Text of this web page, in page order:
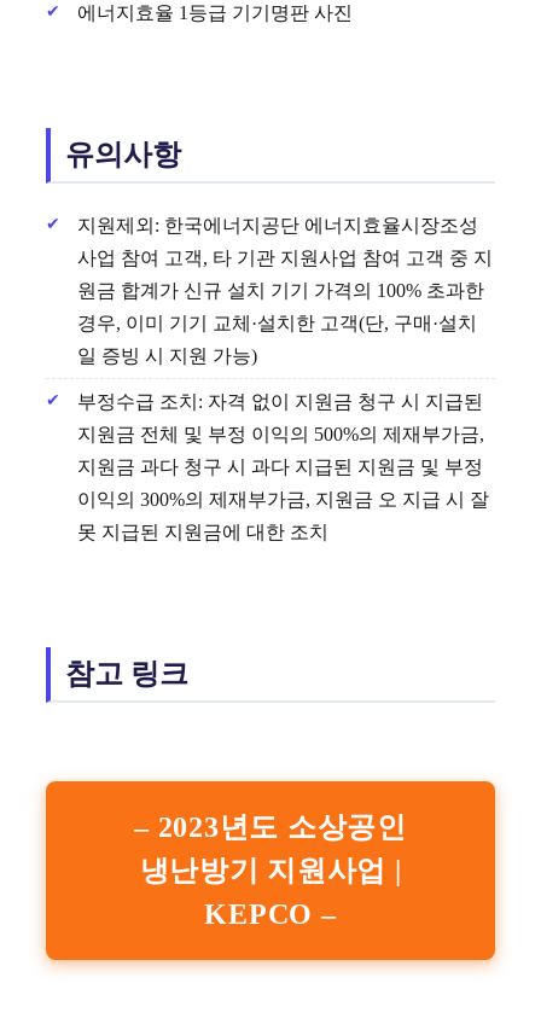
에너지효율 1등급 기기명판 사진
유의사항
지원제외: 한국에너지공단 에너지효율시장조성
사업 참여 고객, 타 기관 지원사업 참여 고객 중 지
원금 합계가 신규 설치 기기 가격의 100% 초과한
경우, 이미 기기 교체·설치한 고객(단, 구매·설치
일 증빙 시 지원 가능)
부정수급 조치: 자격 없이 지원금 청구 시 지급된
지원금 전체 및 부정 이익의 500%의 제재부가금,
지원금 과다 청구 시 과다 지급된 지원금 및 부정
이익의 300%의 제재부가금, 지원금 오 지급 시 잘
못 지급된 지원금에 대한 조치
참고 링크
– 2023년도 소상공인
냉난방기 지원사업 |
KEPCO –